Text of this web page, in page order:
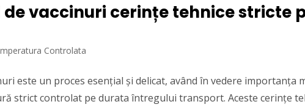
vaccinuri cerințe tehnice stricte
Controlata
este un proces esențial și delicat, având în vedere importanța
strict controlat pe durata întregului transport. Aceste cerințe